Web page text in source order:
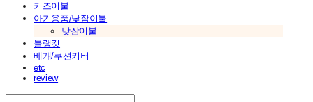
키즈이불
아기용품/낮잠이불
낮잠이불
블랭킷
베개/쿠션커버
etc
review